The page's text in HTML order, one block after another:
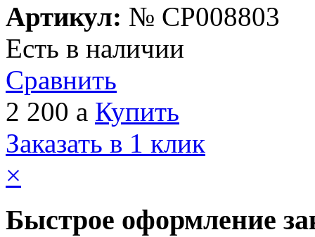
Артикул: № СP008803
Есть в наличии
Сравнить
2 200 a Купить
Заказать в 1 клик
×
Быстрое оформление